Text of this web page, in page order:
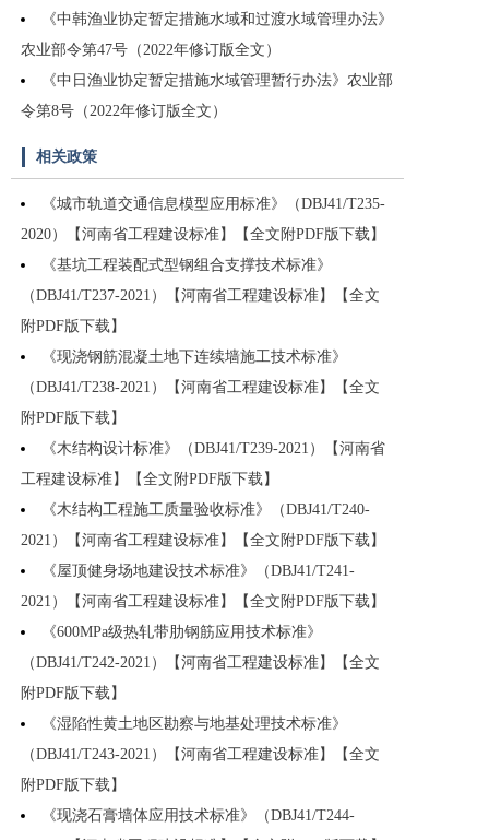
《中韩渔业协定暂定措施水域和过渡水域管理办法》
农业部令第47号（2022年修订版全文）
《中日渔业协定暂定措施水域管理暂行办法》农业部
令第8号（2022年修订版全文）
相关政策
《城市轨道交通信息模型应用标准》（DBJ41/T235-
2020）【河南省工程建设标准】【全文附PDF版下载】
《基坑工程装配式型钢组合支撑技术标准》
（DBJ41/T237-2021）【河南省工程建设标准】【全文
附PDF版下载】
《现浇钢筋混凝土地下连续墙施工技术标准》
（DBJ41/T238-2021）【河南省工程建设标准】【全文
附PDF版下载】
《木结构设计标准》（DBJ41/T239-2021）【河南省
工程建设标准】【全文附PDF版下载】
《木结构工程施工质量验收标准》（DBJ41/T240-
2021）【河南省工程建设标准】【全文附PDF版下载】
《屋顶健身场地建设技术标准》（DBJ41/T241-
2021）【河南省工程建设标准】【全文附PDF版下载】
《600MPa级热轧带肋钢筋应用技术标准》
（DBJ41/T242-2021）【河南省工程建设标准】【全文
附PDF版下载】
《湿陷性黄土地区勘察与地基处理技术标准》
（DBJ41/T243-2021）【河南省工程建设标准】【全文
附PDF版下载】
《现浇石膏墙体应用技术标准》（DBJ41/T244-